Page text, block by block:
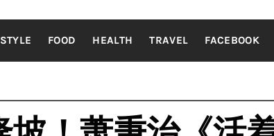
FOOD HEALTH TRAVEL FACEBOOK